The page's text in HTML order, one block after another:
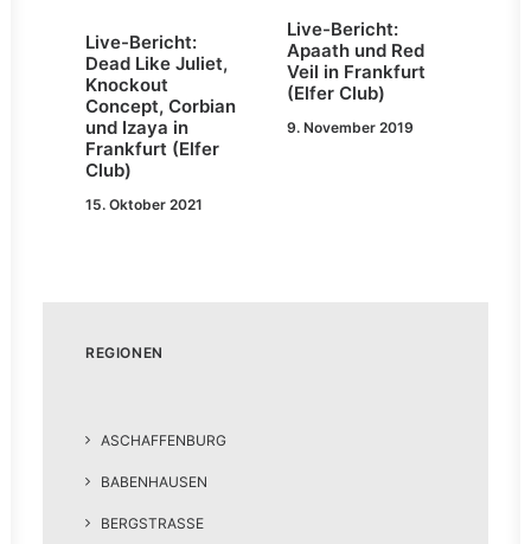
Live-Bericht:
Dead Like Juliet,
Knockout
Concept, Corbian
und Izaya in
Frankfurt (Elfer
Club)
15. Oktober 2021
Live-Bericht:
Apaath und Red
Veil in Frankfurt
(Elfer Club)
9. November 2019
REGIONEN
ASCHAFFENBURG
BABENHAUSEN
BERGSTRASSE